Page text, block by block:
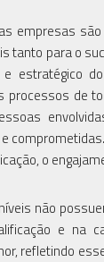
empresas
tanto para o
estratégico
de
o
não
e na
refletindo